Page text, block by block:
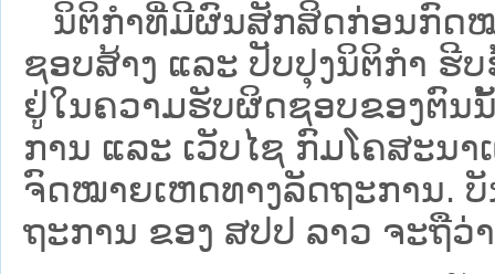
ນິ​ຕິ​ກຳ​ທີ່​ມີ​ຜົນ​ສັກ​ສິດ​ກ່ອນ​ກົດ​ໝ
ຊອບ​ສ້າງ ແລະ ປັບ​ປຸງນິ​ຕິ​ກຳ ຮີ
ຢູ່ໃນຄວາມຮັບຜິດຊອບຂອງຕົນ
ການ ແລະ ເວັບໄຊ​ ກົມໂຄສະນ
ຈົດໝາຍເຫດທາງລັດຖະການ.
ຖະ​ການ ຂອງ ສປ​ປ ລາວ ​ຈະຖື​